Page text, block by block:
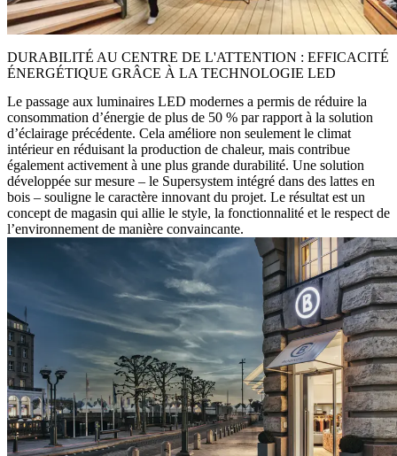
DURABILITÉ AU CENTRE DE L'ATTENTION : EFFICACITÉ
ÉNERGÉTIQUE GRÂCE À LA TECHNOLOGIE LED
Le passage aux luminaires LED modernes a permis de réduire la
consommation d’énergie de plus de 50 % par rapport à la solution
d’éclairage précédente. Cela améliore non seulement le climat
intérieur en réduisant la production de chaleur, mais contribue
également activement à une plus grande durabilité. Une solution
développée sur mesure – le Supersystem intégré dans des lattes en
bois – souligne le caractère innovant du projet. Le résultat est un
concept de magasin qui allie le style, la fonctionnalité et le respect de
l’environnement de manière convaincante.